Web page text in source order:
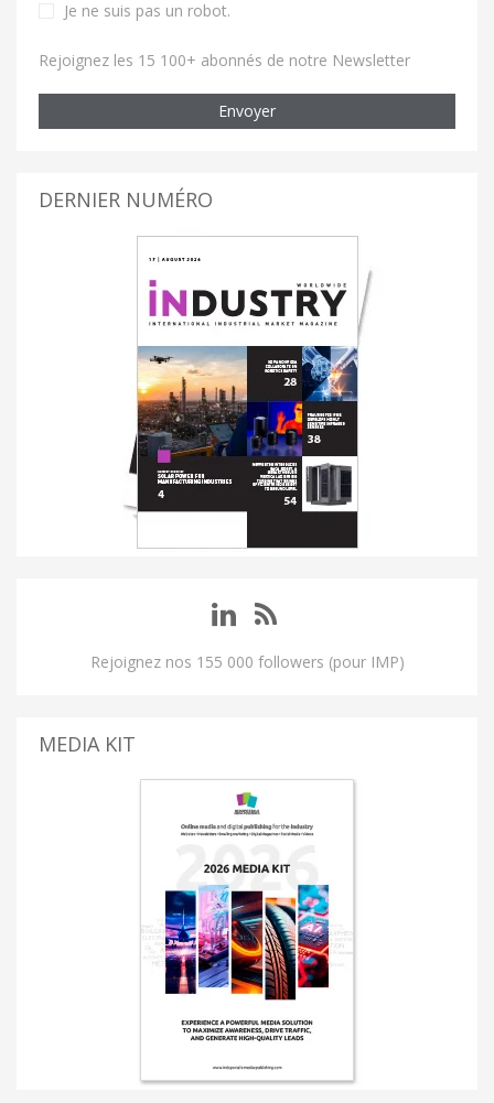
Je ne suis pas un robot.
Rejoignez les 15 100+ abonnés de notre Newsletter
Envoyer
DERNIER NUMÉRO
Rejoignez nos 155 000 followers (pour IMP)
MEDIA KIT